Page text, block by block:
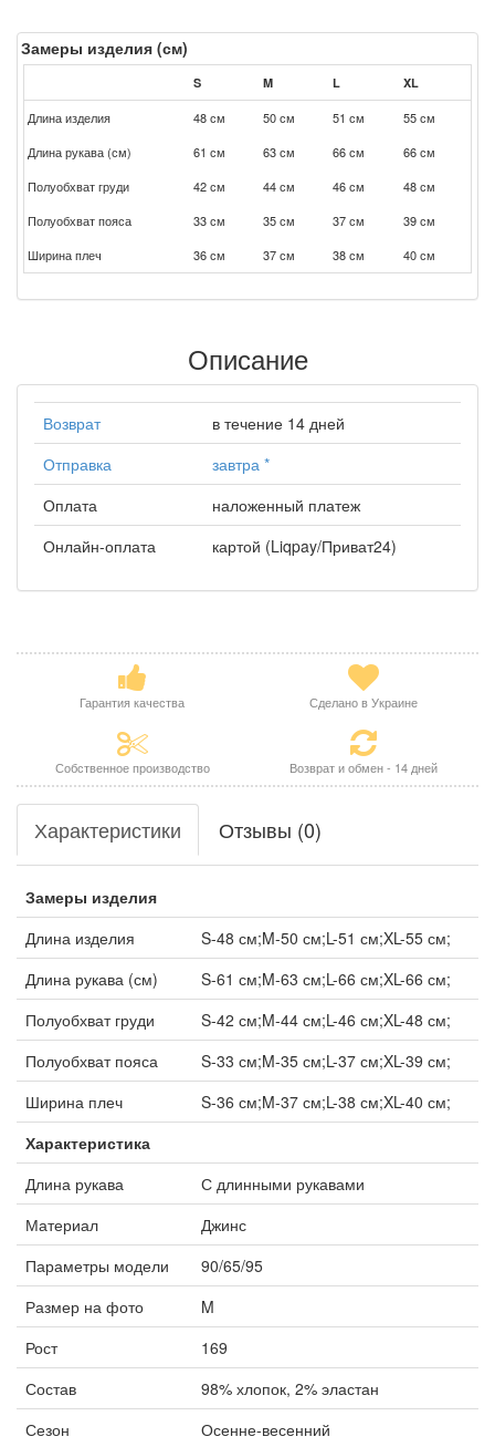
Замеры изделия (см)
S M L XL
Длина изделия 48 см 50 см 51 см
55 см
Длина рукава (см)
61 см 63 см 66 см
66 см
Полуобхват груди
42 см 44 см 46 см
48 см
Полуобхват пояса
33 см 35 см 37 см
39 см
Ширина плеч
36 см 37 см 38 см 40 см
Описание
Возврат
в течение 14 дней
Отправка
завтра *
Оплата
наложенный платеж
Онлайн-оплата
картой (Liqpay/Приват24)
Гарантия качества Сделано в Украине
Собственное производство Возврат и обмен - 14 дней
Характеристики Отзывы (0)
Замеры изделия
Длина изделия
S-48 см;M-50 см;L-51 см;XL-55 см;
Длина рукава (см)
S-61 см;M-63 см;L-66 см;XL-66 см;
Полуобхват груди
S-42 см;M-44 см;L-46 см;XL-48 см;
Полуобхват пояса
S-33 см;M-35 см;L-37 см;XL-39 см;
Ширина плеч
S-36 см;M-37 см;L-38 см;XL-40 см;
Характеристика
Длина рукава
С длинными рукавами
Материал
Джинс
Параметры модели
90/65/95
Размер на фото
M
Рост
169
Состав
98% хлопок, 2% эластан
Сезон
Осенне-весенний